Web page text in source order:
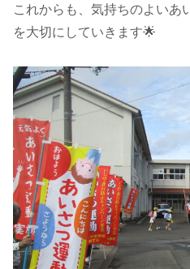
これからも、気持ちのよいあ
を大切にしていきます🌟